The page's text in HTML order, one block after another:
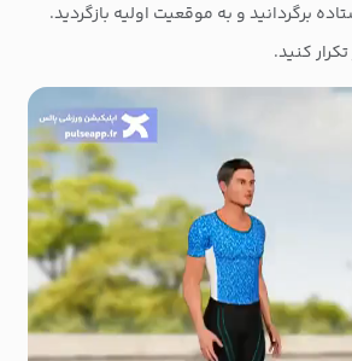
برگردانید و به موقعیت اولیه بازگردید.
کنید.